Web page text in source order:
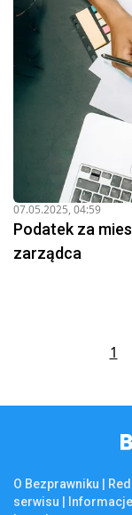
07.05.2025, 04:59
Podatek za
zarządca
1
O Bezprawniku |
serwisu | Informacje